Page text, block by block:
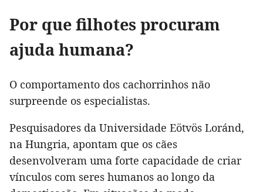
Por que filhotes procuram
ajuda humana?
O comportamento dos cachorrinhos não
surpreende os especialistas.
Pesquisadores da Universidade Eötvös Loránd,
na Hungria, apontam que os cães
desenvolveram uma forte capacidade de criar
vínculos com seres humanos ao longo da